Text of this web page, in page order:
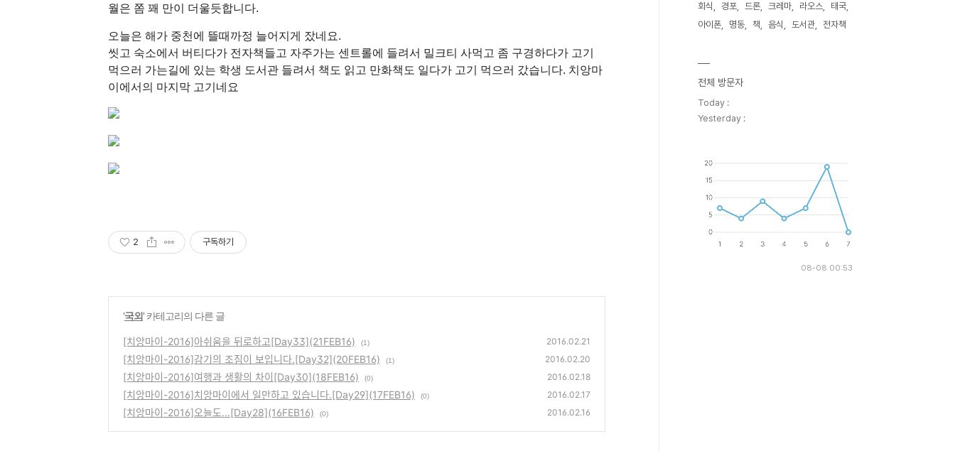
월은 쫌 꽤 만이 더울듯합니다.
오늘은 해가 중천에 뜰때까정 늘어지게 잤네요.
씻고 숙소에서 버티다가 전자책들고 자주가는 센트롤에 들려서 밀크티 사먹고 좀 구경하다가 고기
먹으러 가는길에 있는 학생 도서관 들려서 책도 읽고 만화책도 일다가 고기 먹으러 갔습니다. 치앙마
이에서의 마지막 고기네요
2 구독하기
'국외' 카테고리의 다른 글
[치앙마이-2016]아쉬움을 뒤로하고[Day33](21FEB16) (1) 2016.02.21
[치앙마이-2016]감기의 조짐이 보입니다.[Day32](20FEB16) (1) 2016.02.20
[치앙마이-2016]여행과 생활의 차이[Day30](18FEB16) (0) 2016.02.18
[치앙마이-2016]치앙마이에서 일만하고 있습니다.[Day29](17FEB16) (0) 2016.02.17
[치앙마이-2016]오늘도...[Day28](16FEB16) (0) 2016.02.16
회식
경포 드론 크레마 라오스
태국
아이폰
명동 책 음식 도서관 전자책
전체 방문자
Today :
Yesterday :
08-08 00:53